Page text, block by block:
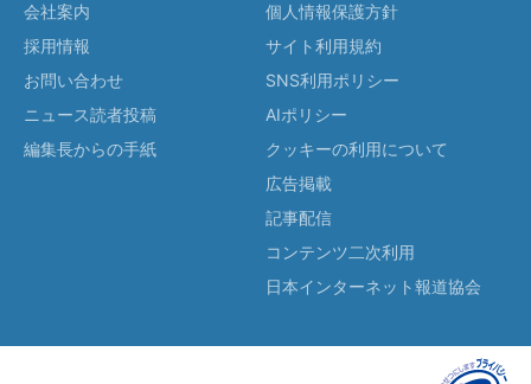
会社案内
採用情報
お問い合わせ
ニュース読者投稿
編集長からの手紙
個人情報保護方針
サイト利用規約
SNS利用ポリシー
AIポリシー
クッキーの利用について
広告掲載
記事配信
コンテンツ二次利用
日本インターネット報道協会